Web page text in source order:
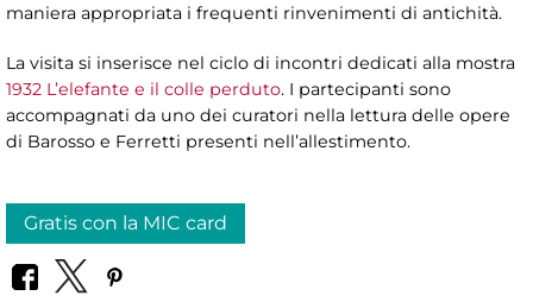
maniera appropriata i frequenti rinvenimenti di antichità.
La visita si inserisce nel ciclo di incontri dedicati alla mostra
1932 L’elefante e il colle perduto. I partecipanti sono
accompagnati da uno dei curatori nella lettura delle opere
di Barosso e Ferretti presenti nell’allestimento.
Gratis con la MIC card